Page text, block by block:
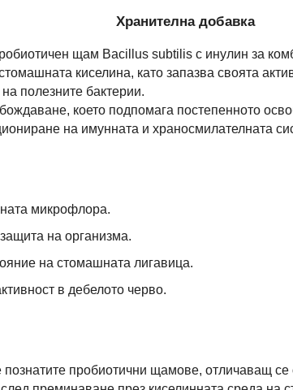
Хранителна добавка
щам Bacillus subtilis с инулин за
киселина, като запазва своята
полезните бактерии.
което подпомага постепенното
на имунната и храносмилателната
микрофлора.
на организма.
на стомашната лигавица.
в дебелото черво.
пробиотични щамове, отличаващ се